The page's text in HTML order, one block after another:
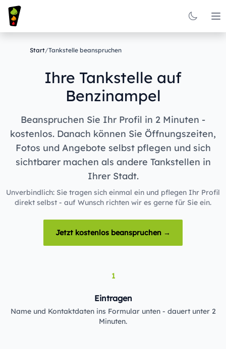
Start/Tankstelle beanspruchen
Ihre Tankstelle auf
Benzinampel
Beanspruchen Sie Ihr Profil in 2 Minuten -
kostenlos. Danach können Sie Öffnungszeiten,
Fotos und Angebote selbst pflegen und sich
sichtbarer machen als andere Tankstellen in
Ihrer Stadt.
Unverbindlich: Sie tragen sich einmal ein und pflegen Ihr Profil
direkt selbst - auf Wunsch richten wir es gerne für Sie ein.
Jetzt kostenlos beanspruchen →
1
Eintragen
Name und Kontaktdaten ins Formular unten - dauert unter 2
Minuten.